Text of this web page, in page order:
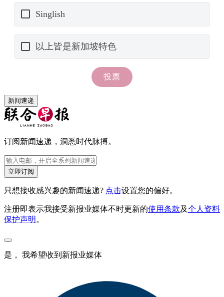
新闻速递
订阅新闻速递，洞悉时代脉搏。
立即订阅
只想接收感兴趣的新闻速递? 点击设置您的偏好。
注册即表示我接受新报业媒体不时更新的使用条款及个人资料
保护声明 。
是， 我希望收到新报业媒体